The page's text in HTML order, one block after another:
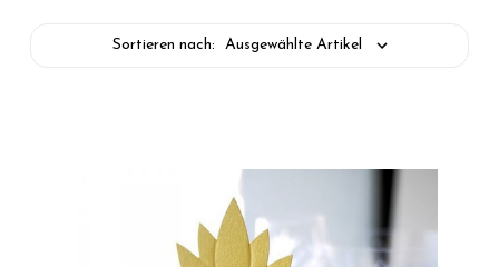
Sortieren nach: